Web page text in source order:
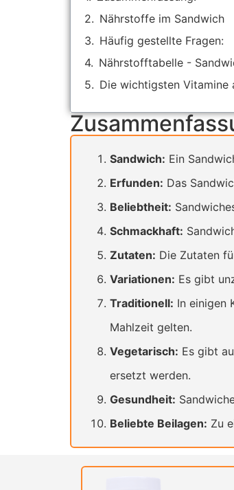
Nährstoffe im Sandwich
Häufig gestellte Fragen:
Nährstofftabelle -
Die wichtigsten Vitamine
Sandwich: Ein
Erfunden: Das
Beliebtheit:
Schmackhaft:
Zutaten: Die Zutaten
Variationen: Es gibt
Traditionell: In einigen
Mahlzeit gelten.
Vegetarisch: Es gibt
ersetzt werden.
Gesundheit:
Beliebte Beilagen: Zu